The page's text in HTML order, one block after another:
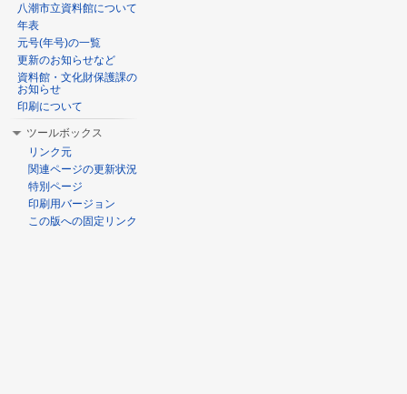
八潮市立資料館について
年表
元号(年号)の一覧
更新のお知らせなど
資料館・文化財保護課の
お知らせ
印刷について
ツールボックス
リンク元
関連ページの更新状況
特別ページ
印刷用バージョン
この版への固定リンク